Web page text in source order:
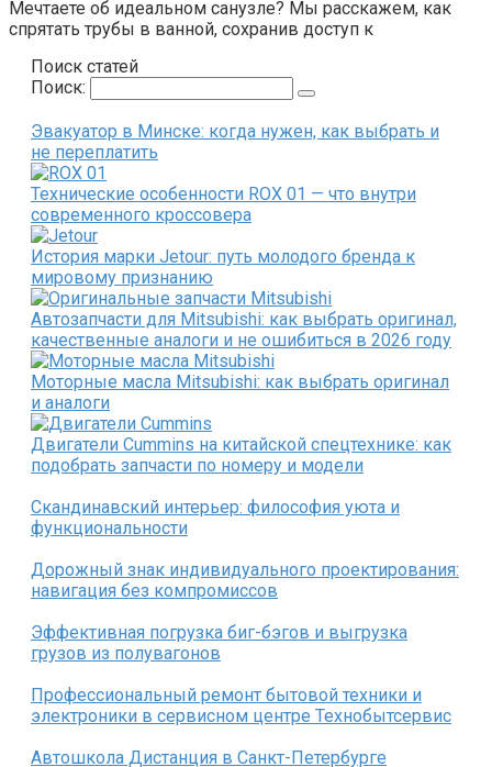
Мечтаете об идеальном санузле? Мы расскажем, как
спрятать трубы в ванной, сохранив доступ к
Поиск статей
Поиск:
Эвакуатор в Минске: когда нужен, как выбрать и
не переплатить
Технические особенности ROX 01 — что внутри
современного кроссовера
История марки Jetour: путь молодого бренда к
мировому признанию
Автозапчасти для Mitsubishi: как выбрать оригинал,
качественные аналоги и не ошибиться в 2026 году
Моторные масла Mitsubishi: как выбрать оригинал
и аналоги
Двигатели Cummins на китайской спецтехнике: как
подобрать запчасти по номеру и модели
Скандинавский интерьер: философия уюта и
функциональности
Дорожный знак индивидуального проектирования:
навигация без компромиссов
Эффективная погрузка биг-бэгов и выгрузка
грузов из полувагонов
Профессиональный ремонт бытовой техники и
электроники в сервисном центре Технобытсервис
Автошкола Дистанция в Санкт-Петербурге